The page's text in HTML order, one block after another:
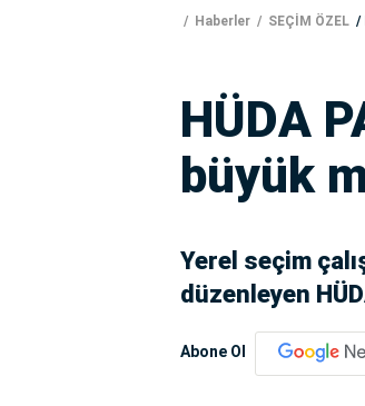
Haberler SEÇİM ÖZEL
HÜDA
büyük
Yerel seçim
düzenleyen
Abone Ol